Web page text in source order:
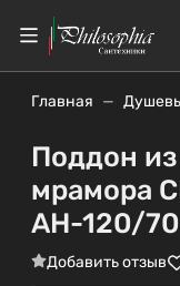
Главная
Поддон
мрамора
AH-120/
Добавить отзыв